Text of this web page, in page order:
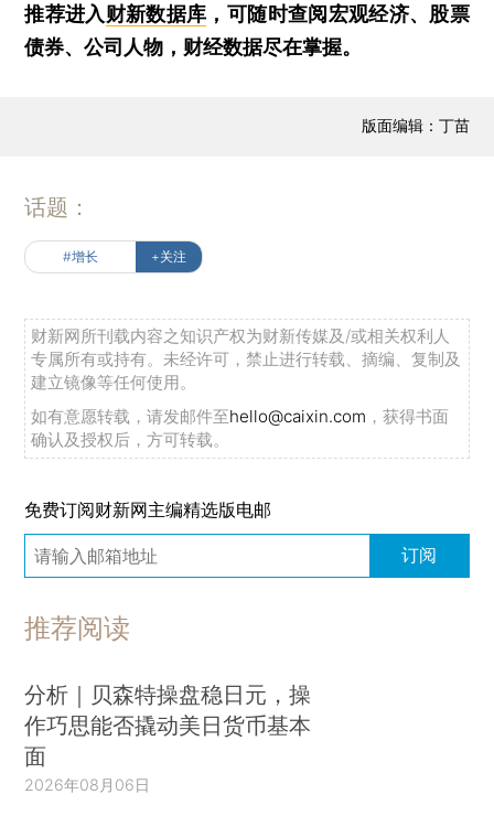
推荐进入财新数据库 ，可随时查阅宏观经济、股票
债券、公司人物，财经数据尽在掌握。
版面编辑：丁苗
话题：
#增长 +关注
财新网所刊载内容之知识产权为财新传媒及/或相关权利人
专属所有或持有。未经许可，禁止进行转载、摘编、复制及
建立镜像等任何使用。
如有意愿转载，请发邮件至hello@caixin.com ，获得书面
确认及授权后，方可转载。
免费订阅财新网主编精选版电邮
订阅
推荐阅读
分析｜贝森特操盘稳日元，操
作巧思能否撬动美日货币基本
面
2026年08月06日